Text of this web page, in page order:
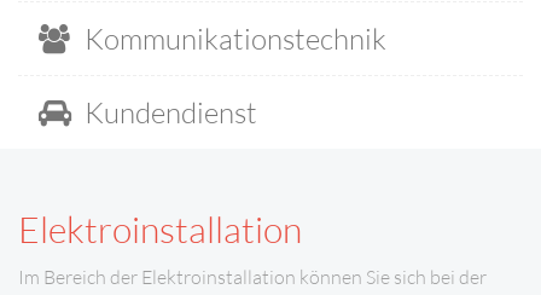
Kommunikationstechnik
Kundendienst
Elektroinstallation
Im Bereich der Elektroinstallation können Sie sich bei der